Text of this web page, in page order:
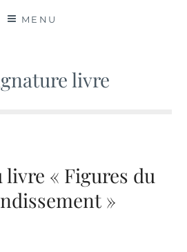
MENU
livre
livre « Figures du
»